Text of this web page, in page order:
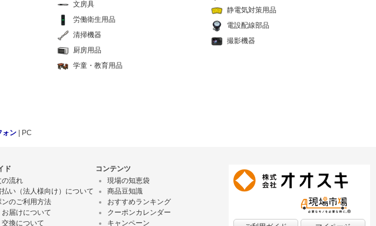
静電気対策用品
電設配線部品
撮影機器
文房具
労働衛生用品
清掃機器
厨房用品
学童・教育用品
ォン | PC
ド
の流れ
払い（法人様向け）について
ンのご利用方法
お届けについて
交換について
コンテンツ
現場の知恵袋
商品豆知識
おすすめランキング
クーポンカレンダー
キャンペーン